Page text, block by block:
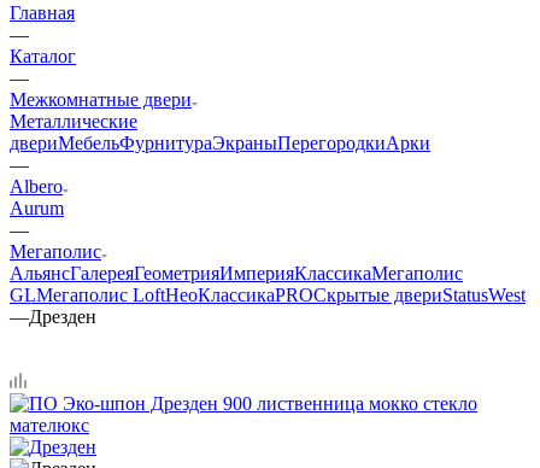
Главная
—
Каталог
—
Межкомнатные двери
Металлические
двериМебельФурнитураЭкраныПерегородкиАрки
—
Albero
Aurum
—
Мегаполис
АльянсГалереяГеометрияИмперияКлассикаМегаполис
GLМегаполис LoftНеоКлассикаPROСкрытые двериStatusWest
—Дрезден